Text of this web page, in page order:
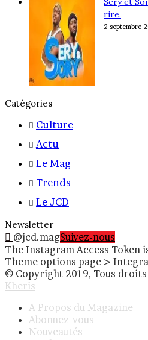
rire.
2 septembre
Catégories
Culture
Actu
Le Mag
Trends
Le JCD
Newsletter
@jcd.magSuivez-nous
The Instagram Access Token
Theme options page >
© Copyright 2019, Tous
Kheris
A Propos du Magazine
Abonnez-vous
Nouveautés